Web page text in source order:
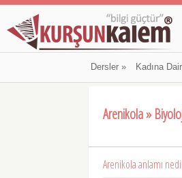
Dersler» Kadına Dair
Arenikola »
Arenikola anlamı